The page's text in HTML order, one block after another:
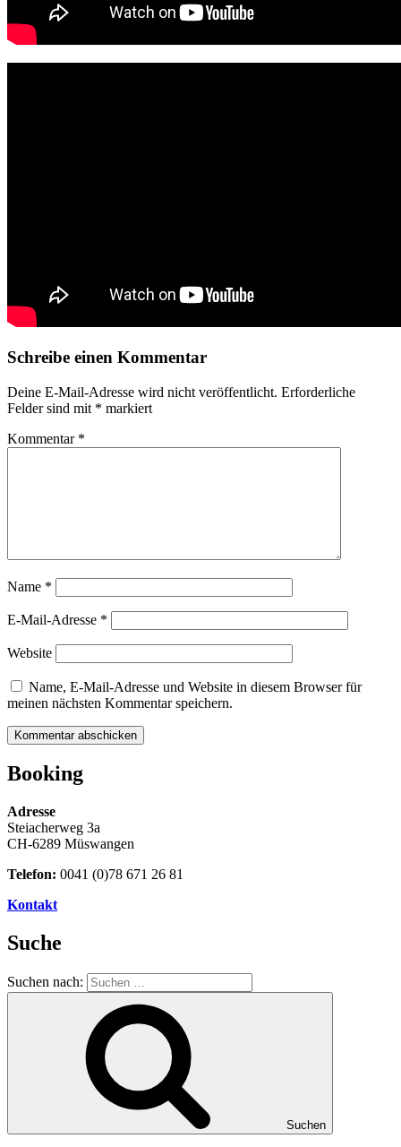
Schreibe einen Kommentar
Deine E-Mail-Adresse wird nicht veröffentlicht. Erforderliche
Felder sind mit * markiert
Kommentar *
Name *
E-Mail-Adresse *
Website
Name, E-Mail-Adresse und Website in diesem Browser für
meinen nächsten Kommentar speichern.
Booking
Adresse
Steiacherweg 3a
CH-6289 Müswangen
Telefon: 0041 (0)78 671 26 81
Kontakt
Suche
Suchen nach:
Suchen